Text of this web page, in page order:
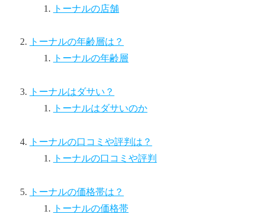
トーナルの店舗
トーナルの年齢層は？
トーナルの年齢層
トーナルはダサい？
トーナルはダサいのか
トーナルの口コミや評判は？
トーナルの口コミや評判
トーナルの価格帯は？
トーナルの価格帯